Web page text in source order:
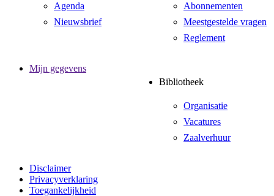
Agenda
Nieuwsbrief
Abonnementen
Meestgestelde vragen
Reglement
Mijn gegevens
Bibliotheek
Organisatie
Vacatures
Zaalverhuur
Disclaimer
Privacyverklaring
Toegankelijkheid